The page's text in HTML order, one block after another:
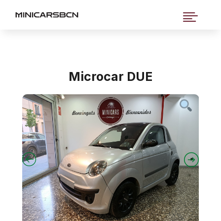

Microcar DUE